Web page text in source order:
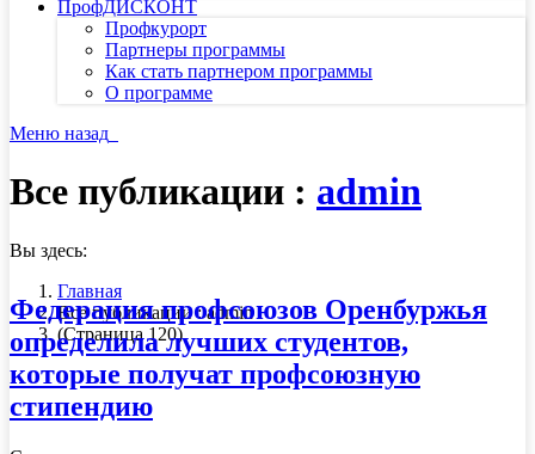
ПрофДИСКОНТ
Профкурорт
Партнеры программы
Как стать партнером программы
О программе
Меню назад
Все публикации : admin
Вы здесь:
Главная
Все публикации : admin
(Страница 120)
Федерация профсоюзов Оренбуржья
определила лучших студентов,
которые получат профсоюзную
стипендию